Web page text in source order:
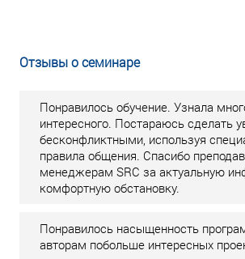
Отзывы о семинаре
Понравилось обучение. Узнала
интересного. Постараюсь сделать
бесконфликтными, используя
правила общения. Спасибо
менеджерам SRC за актуальную
комфортную обстановку.
Понравилось насыщенность
авторам побольше интересных